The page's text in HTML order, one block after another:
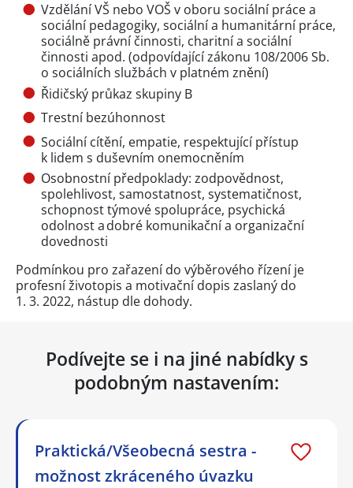
Vzdělání VŠ nebo VOŠ v oboru sociální práce a
sociální pedagogiky, sociální a humanitární práce,
sociálně právní činnosti, charitní a sociální
činnosti apod. (odpovídající zákonu 108/2006 Sb.
o sociálních službách v platném znění)
Řidičský průkaz skupiny B
Trestní bezúhonnost
Sociální cítění, empatie, respektující přístup
k lidem s duševním onemocněním
Osobnostní předpoklady: zodpovědnost,
spolehlivost, samostatnost, systematičnost,
schopnost týmové spolupráce, psychická
odolnost a dobré komunikační a organizační
dovednosti
Podmínkou pro zařazení do výběrového řízení je
profesní životopis a motivační dopis zaslaný do
1. 3. 2022, nástup dle dohody.
Podívejte se i na jiné nabídky s
podobným nastavením:
Praktická/Všeobecná sestra -
možnost zkráceného úvazku